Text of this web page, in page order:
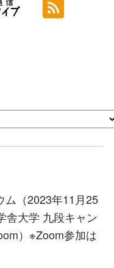
ム（2023年11月25
舎大学 九段キャン
）※Zoom参加は